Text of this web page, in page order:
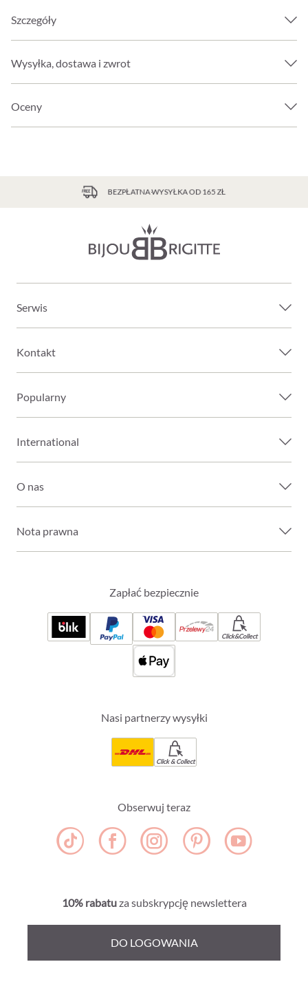
Szczegóły
Wysyłka, dostawa i zwrot
Oceny
BEZPŁATNA WYSYŁKA OD 165 ZŁ
Serwis
Kontakt
Popularny
International
O nas
Nota prawna
Zapłać bezpiecznie
Click&Collect
Nasi partnerzy wysyłki
Click & Collect
Obserwuj teraz
10% rabatuza subskrypcję newslettera
DO LOGOWANIA